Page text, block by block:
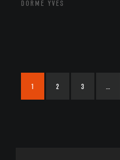
DORME YVES
1 2 3